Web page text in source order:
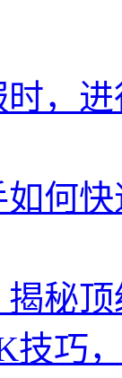
，
何
秘
技巧